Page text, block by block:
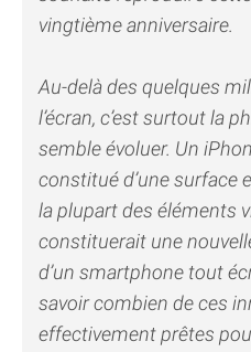
vingtième anniversaire.
Au-delà des quelques
l’écran, c’est surtout la
semble évoluer. Un
constitué d’une surface
la plupart des éléments
constituerait une
d’un smartphone tout
savoir combien de ces
effectivement prêtes